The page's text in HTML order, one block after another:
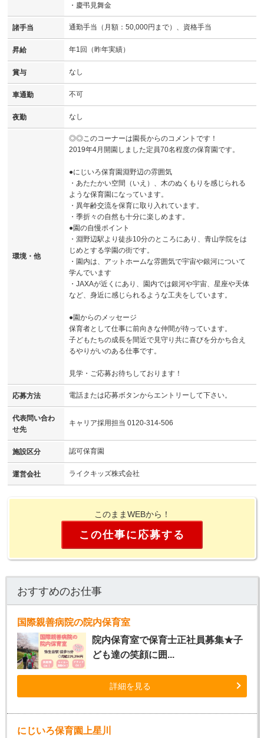
・慶弔見舞金
諸手当 通勤手当（月額：50,000円まで）、資格手当
昇給 年1回（昨年実績）
賞与 なし
車通勤 不可
夜勤 なし
環境・他
◎◎このコーナーは園長からのコメントです！
2019年4月開園しました定員70名程度の保育園です。
●にじいろ保育園淵野辺の雰囲気
・あたたかい空間（いえ）、木のぬくもりを感じられる
ような保育園になっています。
・異年齢交流を保育に取り入れています。
・季折々の自然も十分に楽しめます。
●園の自慢ポイント
・淵野辺駅より徒歩10分のところにあり、青山学院をは
じめとする学園の街です。
・園内は、アットホームな雰囲気で宇宙や銀河について
学んでいます
・JAXAが近くにあり、園内では銀河や宇宙、星座や天体
など、身近に感じられるような工夫をしています。
●園からのメッセージ
保育者として仕事に前向きな仲間が待っています。
子どもたちの成長を間近で見守り共に喜びを分かち合え
るやりがいのある仕事です。
見学・ご応募お待ちしております！
応募方法 電話または応募ボタンからエントリーして下さい。
代表問い合わ
せ先
キャリア採用担当 0120-314-506
施設区分 認可保育園
運営会社 ライクキッズ株式会社
このままWEBから！
この仕事に応募する
おすすめのお仕事
国際親善病院の院内保育室
院内保育室で保育士正社員募集★子
ども達の笑顔に囲...
詳細を見る
にじいろ保育園上星川